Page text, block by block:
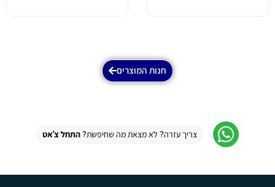
חנות המוצרים
צריך עזרה? לא מצאת מה שחיפשת?התחל צ'אט